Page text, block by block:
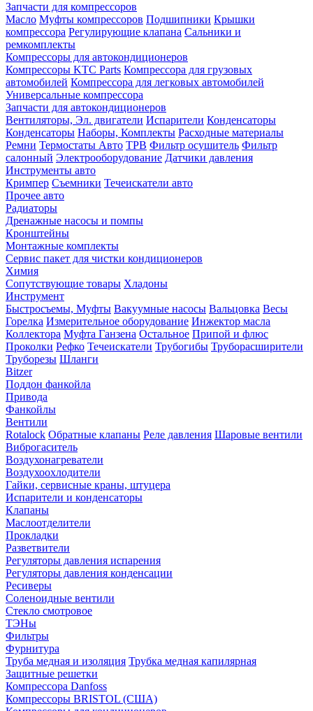
Запчасти для компрессоров
Масло Муфты компрессоров Подшипники Крышки
компрессора Регулирующие клапана Сальники и
ремкомплекты
Компрессоры для автокондиционеров
Компрессоры KTC Parts Компрессора для грузовых
автомобилей Компрессора для легковых автомобилей
Универсальные компрессора
Запчасти для автокондиционеров
Вентиляторы, Эл. двигатели Испарители Конденсаторы
Конденсаторы Наборы, Комплекты Расходные материалы
Ремни Термостаты Авто ТРВ Фильтр осушитель Фильтр
салонный Электрооборудование Датчики давления
Инструменты авто
Кримпер Съемники Течеискатели авто
Прочее авто
Радиаторы
Дренажные насосы и помпы
Кронштейны
Монтажные комплекты
Сервис пакет для чистки кондиционеров
Химия
Сопутствующие товары Хладоны
Инструмент
Быстросъемы, Муфты Вакуумные насосы Вальцовка Весы
Горелка Измерительное оборудование Инжектор масла
Коллектора Муфта Ганзена Остальное Припой и флюс
Проколки Рефко Течеискатели Трубогибы Труборасширители
Труборезы Шланги
Bitzer
Поддон фанкойла
Привода
Фанкойлы
Вентили
Rotalock Обратные клапаны Реле давления Шаровые вентили
Виброгаситель
Воздухонагреватели
Воздухоохлодители
Гайки, сервисные краны, штуцера
Испарители и конденсаторы
Клапаны
Маслоотделители
Прокладки
Разветвители
Регуляторы давления испарения
Регуляторы давления конденсации
Ресиверы
Соленоидные вентили
Стекло смотровое
ТЭНы
Фильтры
Фурнитура
Труба медная и изоляция Трубка медная капилярная
Защитные решетки
Компрессора Danfoss
Компрессоры BRISTOL (США)